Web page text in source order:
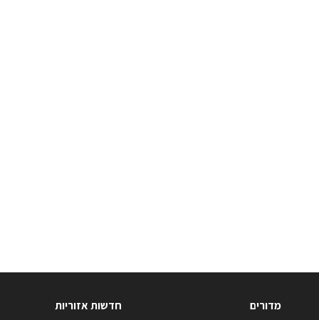
מדורים חדשות אזוריות